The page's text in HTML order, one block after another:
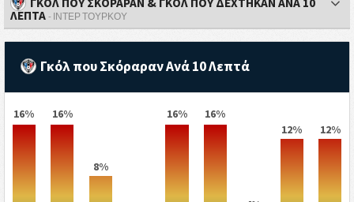
ΛΕΠΤΑ - ΊΝΤΕΡ ΤΟΎΡΚΟΥ
Γκόλ που Σκόραραν Ανά 10 Λεπτά
16% 16%
8%
16% 16%
12% 12%